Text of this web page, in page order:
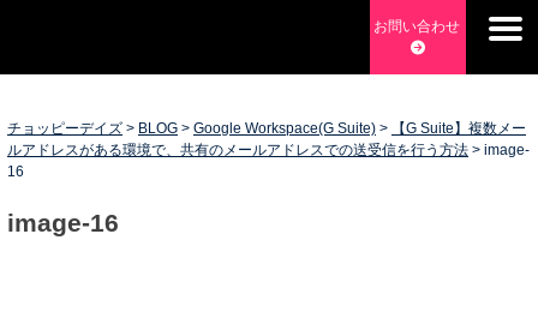
content
ムページ制作・Web開発・アプリ開発・コーチング チョッピ
ーデイズ ChoppyDays
お問い合わせ
チョッピーデイズ > BLOG > Google Workspace(G Suite) >
【G Suite】複数メー
ルアドレスがある環境で、共有のメールアドレスでの送受信を行う方法 > image-
16
image-16